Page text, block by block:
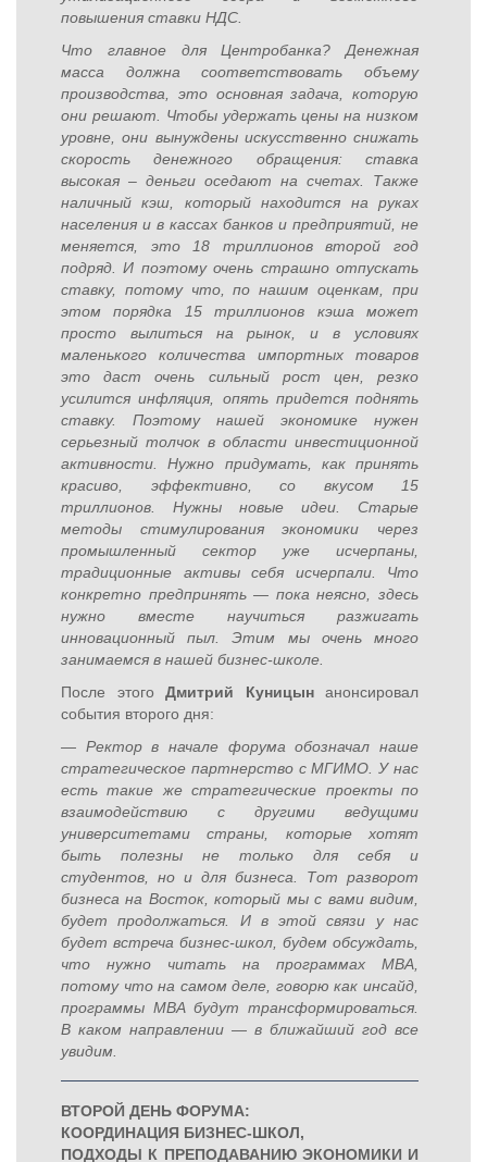
повышения ставки НДС.
Что главное для Центробанка? Денежная
масса должна соответствовать объему
производства, это основная задача, которую
они решают. Чтобы удержать цены на низком
уровне, они вынуждены искусственно снижать
скорость денежного обращения: ставка
высокая – деньги оседают на счетах. Также
наличный кэш, который находится на руках
населения и в кассах банков и предприятий, не
меняется, это 18 триллионов второй год
подряд. И поэтому очень страшно отпускать
ставку, потому что, по нашим оценкам, при
этом порядка 15 триллионов кэша может
просто вылиться на рынок, и в условиях
маленького количества импортных товаров
это даст очень сильный рост цен, резко
усилится инфляция, опять придется поднять
ставку. Поэтому нашей экономике нужен
серьезный толчок в области инвестиционной
активности. Нужно придумать, как принять
красиво, эффективно, со вкусом 15
триллионов. Нужны новые идеи. Старые
методы стимулирования экономики через
промышленный сектор уже исчерпаны,
традиционные активы себя исчерпали. Что
конкретно предпринять — пока неясно, здесь
нужно вместе научиться разжигать
инновационный пыл. Этим мы очень много
занимаемся в нашей бизнес-школе.
После этого Дмитрий Куницынанонсировал
события второго дня:
— Ректор в начале форума обозначал наше
стратегическое партнерство с МГИМО. У нас
есть такие же стратегические проекты по
взаимодействию с другими ведущими
университетами страны, которые хотят
быть полезны не только для себя и
студентов, но и для бизнеса. Тот разворот
бизнеса на Восток, который мы с вами видим,
будет продолжаться. И в этой связи у нас
будет встреча бизнес-школ, будем обсуждать,
что нужно читать на программах МВА,
потому что на самом деле, говорю как инсайд,
программы MBA будут трансформироваться.
В каком направлении — в ближайший год все
увидим.
ВТОРОЙ ДЕНЬ ФОРУМА:
КООРДИНАЦИЯ БИЗНЕС-ШКОЛ,
ПОДХОДЫ К ПРЕПОДАВАНИЮ ЭКОНОМИКИ И